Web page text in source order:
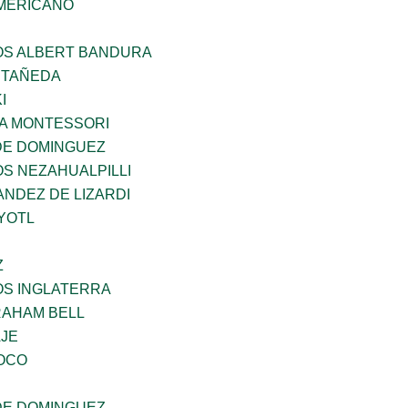
ALBERT BANDURA
MONTESSORI
DOMINGUEZ
NEZAHUALPILLI
DE LIZARDI
INGLATERRA
BELL